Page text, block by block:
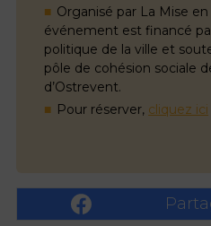
Organisé par La Mise en
événement est financé
politique de la ville et
pôle de cohésion sociale
d’Ostrevent.
Pour réserver, cliquez ici